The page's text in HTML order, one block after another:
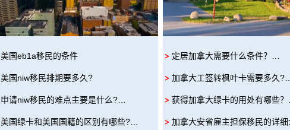
美国eb1a移民的条件
美国niw移民排期要多久?
申请niw移民的难点主要是什么?…
美国绿卡和美国国籍的区别有哪些?…
定居加拿大需要什么条件？…
加拿大工签转枫叶卡需要多久
获得加拿大绿卡的用处有哪些
加拿大安省雇主担保移民的详